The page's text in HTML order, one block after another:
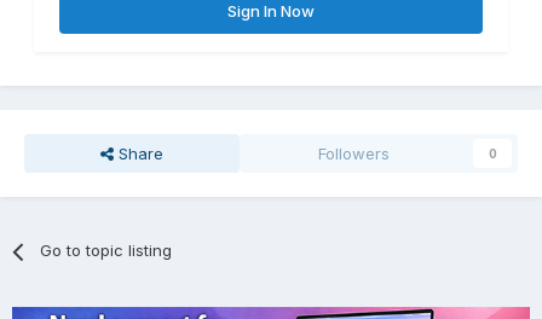
Sign In Now
Share Followers 0
Go to topic listing